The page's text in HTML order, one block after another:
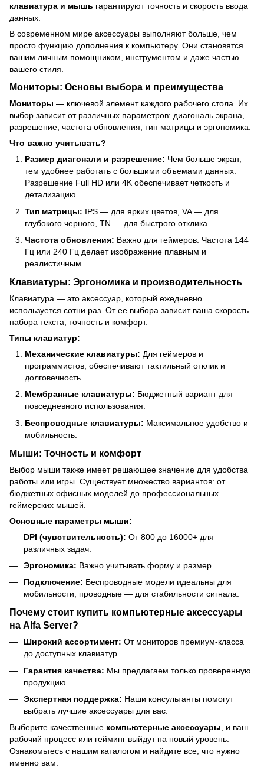
клавиатура и мышь гарантируют точность и скорость ввода
данных.
В современном мире аксессуары выполняют больше, чем
просто функцию дополнения к компьютеру. Они становятся
вашим личным помощником, инструментом и даже частью
вашего стиля.
Мониторы: Основы выбора и преимущества
Мониторы — ключевой элемент каждого рабочего стола. Их
выбор зависит от различных параметров: диагональ экрана,
разрешение, частота обновления, тип матрицы и эргономика.
Что важно учитывать?
Размер диагонали и разрешение: Чем больше экран,
тем удобнее работать с большими объемами данных.
Разрешение Full HD или 4K обеспечивает четкость и
детализацию.
Тип матрицы: IPS — для ярких цветов, VA — для
глубокого черного, TN — для быстрого отклика.
Частота обновления: Важно для геймеров. Частота 144
Гц или 240 Гц делает изображение плавным и
реалистичным.
Клавиатуры: Эргономика и производительность
Клавиатура — это аксессуар, который ежедневно
используется сотни раз. От ее выбора зависит ваша скорость
набора текста, точность и комфорт.
Типы клавиатур:
Механические клавиатуры: Для геймеров и
программистов, обеспечивают тактильный отклик и
долговечность.
Мембранные клавиатуры: Бюджетный вариант для
повседневного использования.
Беспроводные клавиатуры: Максимальное удобство и
мобильность.
Мыши: Точность и комфорт
Выбор мыши также имеет решающее значение для удобства
работы или игры. Существует множество вариантов: от
бюджетных офисных моделей до профессиональных
геймерских мышей.
Основные параметры мыши:
DPI (чувствительность): От 800 до 16000+ для
различных задач.
Эргономика: Важно учитывать форму и размер.
Подключение: Беспроводные модели идеальны для
мобильности, проводные — для стабильности сигнала.
Почему стоит купить компьютерные аксессуары
на Alfa Server?
Широкий ассортимент: От мониторов премиум-класса
до доступных клавиатур.
Гарантия качества: Мы предлагаем только проверенную
продукцию.
Экспертная поддержка: Наши консультанты помогут
выбрать лучшие аксессуары для вас.
Выберите качественные компьютерные аксессуары, и ваш
рабочий процесс или гейминг выйдут на новый уровень.
Ознакомьтесь с нашим каталогом и найдите все, что нужно
именно вам.